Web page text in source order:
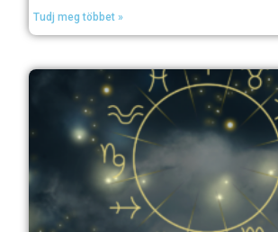
Tudj meg többet »